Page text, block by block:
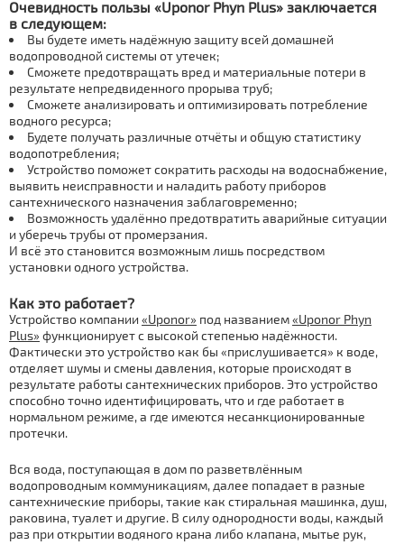
Очевидность пользы «Uponor Phyn Plus» заключается
в следующем:
Вы будете иметь надёжную защиту всей домашней
водопроводной системы от утечек;
Сможете предотвращать вред и материальные потери в
результате непредвиденного прорыва труб;
Сможете анализировать и оптимизировать потребление
водного ресурса;
Будете получать различные отчёты и общую статистику
водопотребления;
Устройство поможет сократить расходы на водоснабжение,
выявить неисправности и наладить работу приборов
сантехнического назначения заблаговременно;
Возможность удалённо предотвратить аварийные ситуации
и уберечь трубы от промерзания.
И всё это становится возможным лишь посредством
установки одного устройства.
Как это работает?
Устройство компании «Uponor» под названием«Uponor Phyn
Plus» функционирует с высокой степенью надёжности.
Фактически это устройство как бы «прислушивается» к воде,
отделяет шумы и смены давления, которые происходят в
результате работы сантехнических приборов. Это устройство
способно точно идентифицировать, что и где работает в
нормальном режиме, а где имеются несанкционированные
протечки.
Вся вода, поступающая в дом по разветвлённым
водопроводным коммуникациям, далее попадает в разные
сантехнические приборы, такие как стиральная машинка, душ,
раковина, туалет и другие. В силу однородности воды, каждый
раз при открытии водяного крана либо клапана, мытье рук,